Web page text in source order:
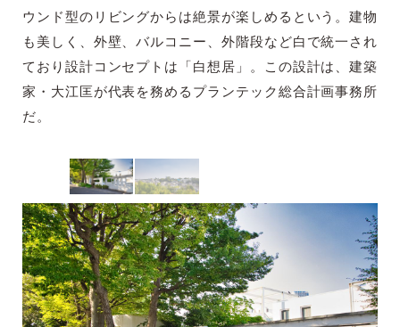
ウンド型のリビングからは絶景が楽しめるという。建物
も美しく、外壁、バルコニー、外階段など白で統一され
ており設計コンセプトは「白想居」。この設計は、建築
家・大江匡が代表を務めるプランテック総合計画事務所
だ。